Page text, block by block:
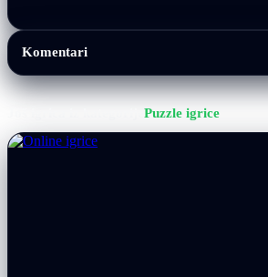
Komentari
Puzzle igrice